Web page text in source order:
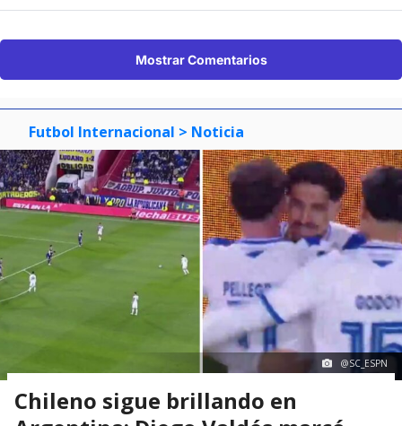
Mostrar Comentarios
Futbol Internacional > Noticia
@SC_ESPN
Chileno sigue brillando en